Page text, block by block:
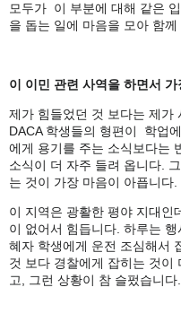
모두가 이 부분에 대해 같은
을 돕는 일에 마음을 모아 함께
이 이민 관련 사역을 하면서
제가 힘들었던 것 보다는 제가
DACA 학생들의 형편이 학업
에게 용기를 주는 소식보다는
소식이 더 자주 들려 옵니다.
는 것이 가장 마음이 아픕니다.
이 지역은 광활한 평야 지대인
이 없어서 힘듭니다. 하루는
혜자 학생에게 운전 조심해서
것 보다 경찰에게 잡히는 것이
고, 그런 상황이 참 슬펐습니다.